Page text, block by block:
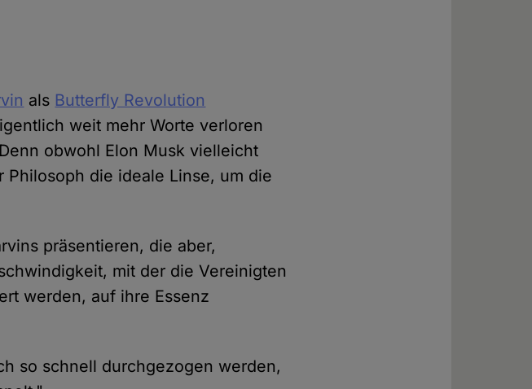
als Butterfly Revolution
weit mehr Worte verloren
obwohl Elon Musk vielleicht
die ideale Linse, um die
präsentieren, die aber,
mit der die Vereinigten
werden, auf ihre Essenz
so schnell durchgezogen werden,